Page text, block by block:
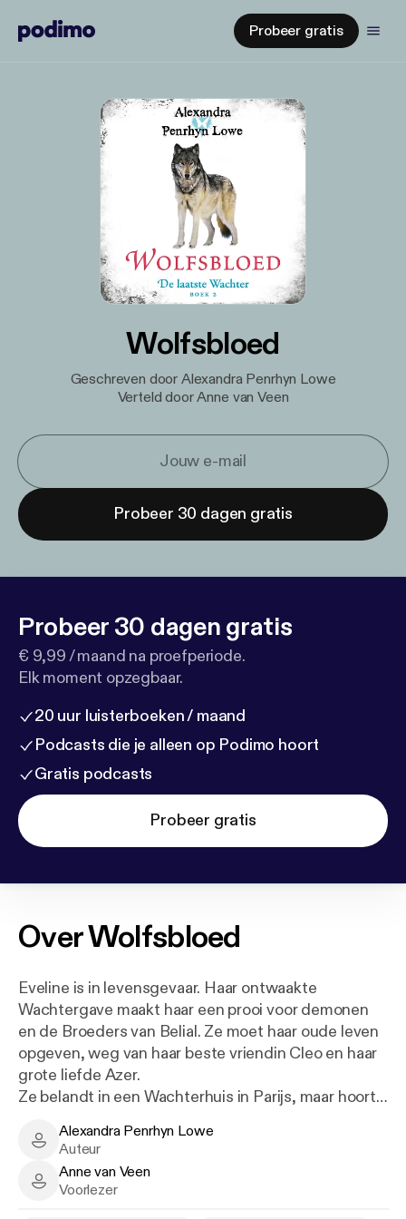
Probeer gratis
Wolfsbloed
Geschreven door Alexandra Penrhyn Lowe
Verteld door Anne van Veen
Probeer 30 dagen gratis
Probeer 30 dagen gratis
€ 9,99 / maand na proefperiode.
Elk moment opzegbaar.
20 uur luisterboeken / maand
Podcasts die je alleen op Podimo hoort
Gratis podcasts
Probeer gratis
OverWolfsbloed
Eveline is in levensgevaar. Haar ontwaakte
Wachtergave maakt haar een prooi voor demonen
en de Broeders van Belial. Ze moet haar oude leven
opgeven, weg van haar beste vriendin Cleo en haar
grote liefde Azer.
Ze belandt in een Wachterhuis in Parijs, maar hoort
niet doden en ze mist de vernietigende
Wachterkracht waar Wachters mee geboren
worden.
Alexandra Penrhyn Lowe - Author
Alexandra Penrhyn Lowe
Auteur
Anne van Veen - Narrator
Anne van Veen
Voorlezer